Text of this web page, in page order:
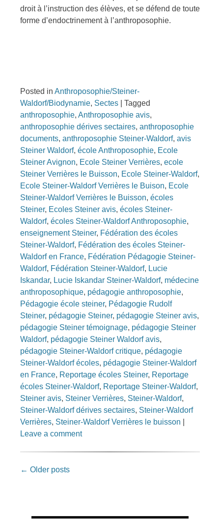
droit à l’instruction des élèves, et se défend de toute
forme d’endoctrinement à l’anthroposophie.
Posted inAnthroposophie/Steiner-
Waldorf/Biodynamie, Sectes |Tagged
anthroposophie,Anthroposophie avis,
anthroposophie dérives sectaires,anthroposophie
documents,anthroposophie Steiner-Waldorf,avis
Steiner Waldorf,école Anthroposophie, Ecole
Steiner Avignon, Ecole Steiner Verrières,ecole
Steiner Verrières le Buisson, Ecole Steiner-Waldorf,
Ecole Steiner-Waldorf Verrières le Buison, Ecole
Steiner-Waldorf Verrières le Buisson,écoles
Steiner, Ecoles Steiner avis,écoles Steiner-
Waldorf,écoles Steiner-Waldorf Anthroposophie,
enseignement Steiner, Fédération des écoles
Steiner-Waldorf, Fédération des écoles Steiner-
Waldorf en France, Fédération Pédagogie Steiner-
Waldorf, Fédération Steiner-Waldorf, Lucie
Iskandar, Lucie Iskandar Steiner-Waldorf, médecine
anthroposophique, pédagogie anthroposophie,
Pédagogie école steiner, Pédagogie Rudolf
Steiner, pédagogie Steiner, pédagogie Steiner avis,
pédagogie Steiner témoignage, pédagogie Steiner
Waldorf, pédagogie Steiner Waldorf avis,
pédagogie Steiner-Waldorf critique, pédagogie
Steiner-Waldorf écoles, pédagogie Steiner-Waldorf
en France, Reportage écoles Steiner, Reportage
écoles Steiner-Waldorf, Reportage Steiner-Waldorf,
Steiner avis, Steiner Verrières, Steiner-Waldorf,
Steiner-Waldorf dérives sectaires, Steiner-Waldorf
Verrières, Steiner-Waldorf Verrières le buisson
Leave a comment
Post
← Older posts